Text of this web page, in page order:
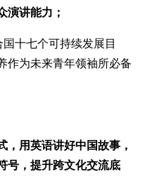
演讲能力；
国十七个可持续发展目
作为未来青年领袖所必备
，用英语讲好中国故事，
号，提升跨文化交流底